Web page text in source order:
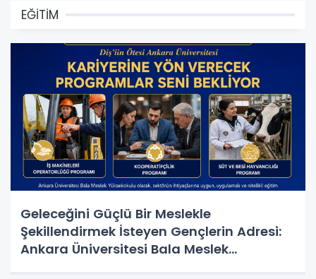
EĞİTİM
Geleceğini Güçlü Bir Meslekle
Şekillendirmek İsteyen Gençlerin Adresi:
Ankara Üniversitesi Bala Meslek